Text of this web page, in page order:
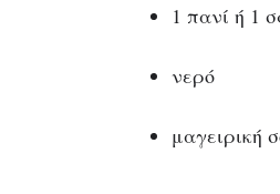
1 πανί ή 1
νερό
μαγειρική